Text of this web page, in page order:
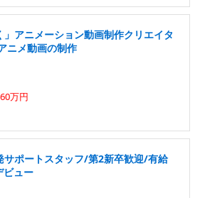
」アニメーション動画制作クリエイタ
ニメ動画の制作
万円
ポートスタッフ/第2新卒歓迎/有給
ビュー